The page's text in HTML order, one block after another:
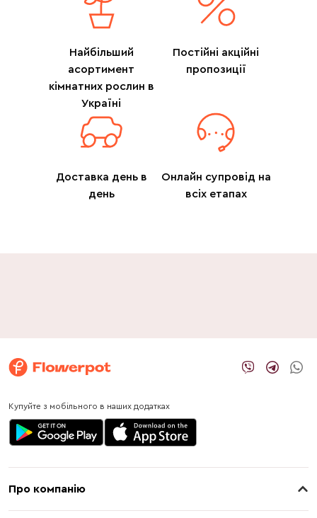
Найбільший
асортимент
кімнатних рослин в
Україні
Постійні акційні
пропозиції
Доставка день в
день
Онлайн супровід на
всіх етапах
Купуйте з мобільного в наших додатках
Про компанію